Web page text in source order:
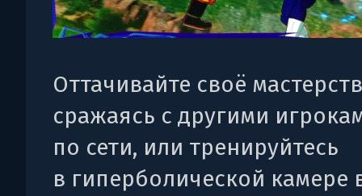
Оттачивайте своё
сражаясь с другими
по сети, или тренируйтесь
в гиперболической камере